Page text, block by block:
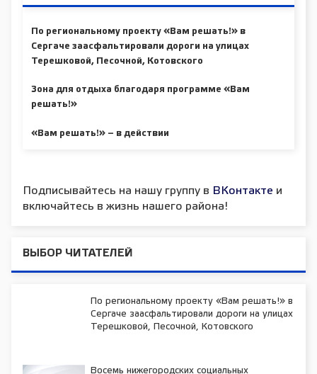
По региональному проекту «Вам решать!» в
Сергаче заасфальтировали дороги на улицах
Терешковой, Песочной, Котовского
Зона для отдыха благодаря программе «Вам
решать!»
«Вам решать!» – в действии
Подписывайтесь на нашу группу в ВКонтакте и
включайтесь в жизнь нашего района!
ВЫБОР ЧИТАТЕЛЕЙ
По региональному проекту «Вам решать!» в
Сергаче заасфальтировали дороги на улицах
Терешковой, Песочной, Котовского
Восемь нижегородских социальных